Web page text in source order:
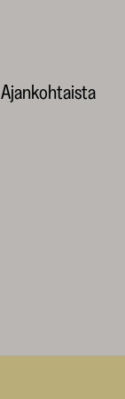
Ajankohtaista